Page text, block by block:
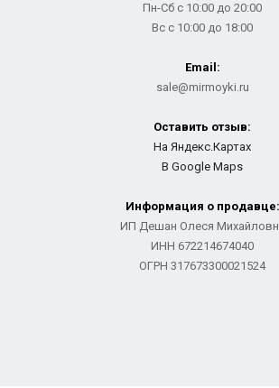
Пн-Сб с 10:00 до 20:00
Вс с 10:00 до 18:00
Email:
sale@mirmoyki.ru
Оставить отзыв:
На Яндекс.Картах
В Google Maps
Информация о продавце:
ИП Дешан Олеся
ИНН 672214674040
ОГРН 317673300021524